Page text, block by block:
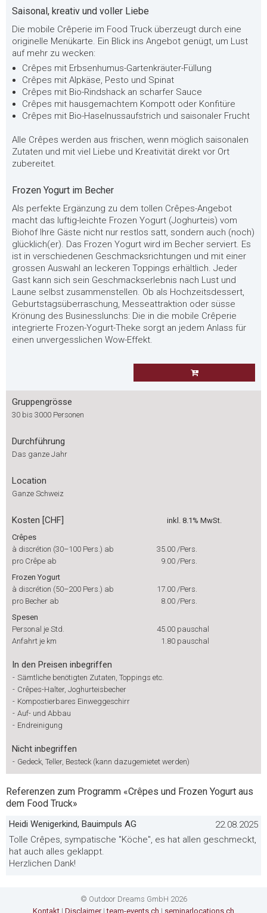
Saisonal, kreativ und voller Liebe
Die mobile Crêperie im Food Truck überzeugt durch eine
originelle Menükarte. Ein Blick ins Angebot genügt, um Lust
auf mehr zu wecken:
Crêpes mit Erbsenhumus-Gartenkräuter-Füllung
Crêpes mit Alpkäse, Pesto und Spinat
Crêpes mit Bio-Rindshack an scharfer Sauce
Crêpes mit hausgemachtem Kompott oder Konfitüre
Crêpes mit Bio-Haselnussaufstrich und saisonaler Frucht
Alle Crêpes werden aus frischen, wenn möglich saisonalen
Zutaten und mit viel Liebe und Kreativität direkt vor Ort
zubereitet.
Frozen Yogurt im Becher
Als perfekte Ergänzung zu dem tollen Crêpes-Angebot
macht das luftig-leichte Frozen Yogurt (Joghurteis) vom
Biohof Ihre Gäste nicht nur restlos satt, sondern auch (noch)
glücklich(er). Das Frozen Yogurt wird im Becher serviert. Es
ist in verschiedenen Geschmacksrichtungen und mit einer
grossen Auswahl an leckeren Toppings erhältlich. Jeder
Gast kann sich sein Geschmackserlebnis nach Lust und
Laune selbst zusammenstellen. Ob als Hochzeitsdessert,
Geburtstagsüberraschung, Messeattraktion oder süsse
Krönung des Businesslunchs: Die in die mobile Crêperie
integrierte Frozen-Yogurt-Theke sorgt an jedem Anlass für
einen unvergesslichen Wow-Effekt.
Gruppengrösse
30 bis 3000 Personen
Durchführung
Das ganze Jahr
Location
Ganze Schweiz
Kosten [CHF]
inkl. 8.1% MwSt.
Crêpes
à discrétion (30–100 Pers.) ab
35.00 /Pers.
pro Crêpe ab
9.00 /Pers.
Frozen Yogurt
à discrétion (50–200 Pers.) ab
17.00 /Pers.
pro Becher ab
8.00 /Pers.
Spesen
Personal je Std.
45.00 pauschal
Anfahrt je km
1.80 pauschal
In den Preisen inbegriffen
- Sämtliche benötigten Zutaten, Toppings etc.
- Crêpes-Halter, Joghurteisbecher
- Kompostierbares Einweggeschirr
- Auf- und Abbau
- Endreinigung
Nicht inbegriffen
- Gedeck, Teller, Besteck (kann dazugemietet werden)
Referenzen zum Programm «Crêpes und Frozen Yogurt aus
dem Food Truck»
Heidi Wenigerkind, Bauimpuls AG
22.08.2025
Tolle Crêpes, sympatische "Köche", es hat allen geschmeckt,
hat auch alles geklappt.
Herzlichen Dank!
© Outdoor Dreams GmbH 2026
Kontakt | Disclaimer|team-events.ch | seminarlocations.ch